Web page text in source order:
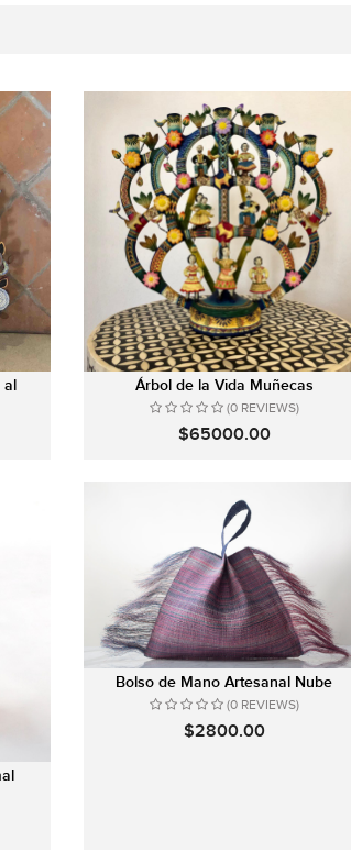
al
Árbol de la Vida Muñecas
(0 REVIEWS)
$65000.00
Bolso de Mano Artesanal Nube
(0 REVIEWS)
$2800.00